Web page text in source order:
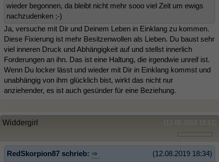
wieder begonnen, da bleibt nicht mehr sooo viel Zeit um ewigs
nachzudenken ;-)
Ja, versuche mit Dir und Deinem Leben in Einklang zu kommen.
Diese Fixierung ist mehr Besitzenwollen als Lieben. Du baust sehr
viel inneren Druck und Abhängigkeit auf und stellst innerlich
Forderungen an ihn. Das ist eine Haltung, die irgendwie unreif ist.
Wenn Du locker lässt und wieder mit Dir in Einklang kommst und
unabhängig von ihm glücklich bist, wirkt das nicht nur
anziehender, es ist auch gesünder für eine Beziehung.
(12.08.2019 18:51)
Widdergirl
(12.08.2019 18:34)
RedSkorpion87 schrieb: